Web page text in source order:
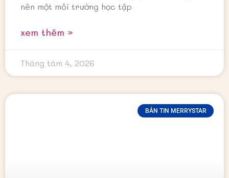
nên một môi trường học tập
xem thêm »
Tháng tám 4, 2026
BẢN TIN MERRYSTAR